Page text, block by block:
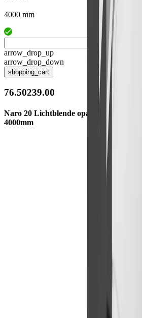
4000 mm
arrow_drop_up
arrow_drop_down
shopping_cart
76.50239.00
Naro 20 Lichtblende opal
4000mm